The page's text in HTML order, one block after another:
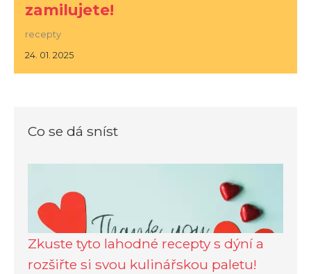
zamilujete!
recepty
24. 01. 2025
Co se dá sníst
Zkuste tyto lahodné recepty s dýní a
rozšiřte si svou kulinářskou paletu!